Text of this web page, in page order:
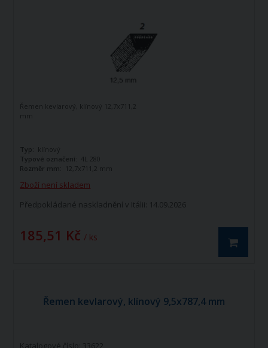
Zboží není skladem
Předpokládané naskladnění v Itálii: 14.09.2026
185,51 Kč / ks
Řemen kevlarový, klínový 12,7x711,2
mm
Typ: klínový
Typové označení:
4L 280
Rozměr mm:
12,7x711,2 mm
Řemen kevlarový, klínový 9,5x787,4 mm
Katalogové číslo: 33622